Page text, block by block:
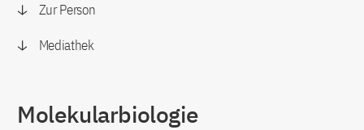
Zur Person
Mediathek
Molekularbiologie